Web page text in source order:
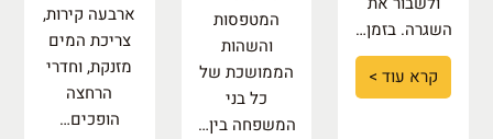
השגרה. בזמן…
קרא עוד >
המטפסות
והשהות
הממושכת של
כל בני
המשפחה בין…
ארבעה קירות,
צריכת המים
מזנקת, וחדרי
הרחצה
הופכים…